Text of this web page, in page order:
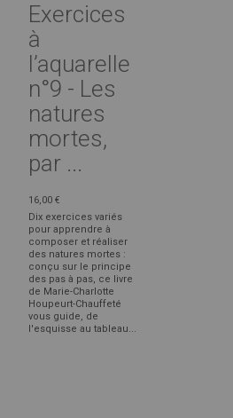
Exercices
à
l’aquarelle
n°9 - Les
natures
mortes,
par ...
16,00 €
Dix exercices variés
pour apprendre à
composer et réaliser
des natures mortes :
conçu sur le principe
des pas à pas, ce livre
de Marie-Charlotte
Houpeurt-Chauffeté
vous guide, de
l'esquisse au tableau...